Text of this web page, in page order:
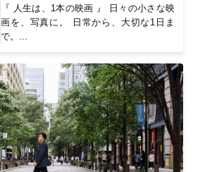
『 人生は、1本の映画 』 日々の小さな映
画を、写真に。 日常から、大切な1日ま
で。...